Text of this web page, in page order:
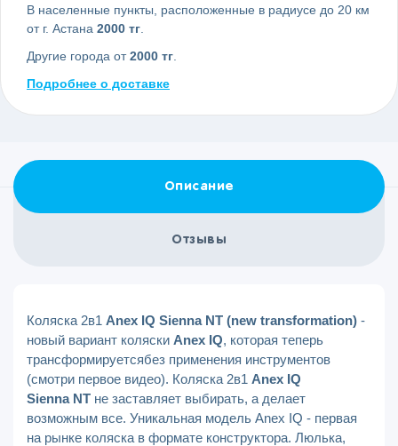
В населенные пункты, расположенные в радиусе до 20 км
от г. Астана 2000 тг
Другие города от2000 тг
Подробнее о доставке
Описание
Отзывы
Коляска 2в1 Anex IQ Sienna NT (new transformation) -
новый вариант коляски Anex IQ, которая теперь
транcформируетсябез применения инструментов
(смотри первое видео). Коляска 2в1 Anex IQ
Sienna NT не заставляет выбирать, а делает
возможным все. Уникальная модель Anex IQ - первая
на рынке коляска в формате конструктора. Люлька,